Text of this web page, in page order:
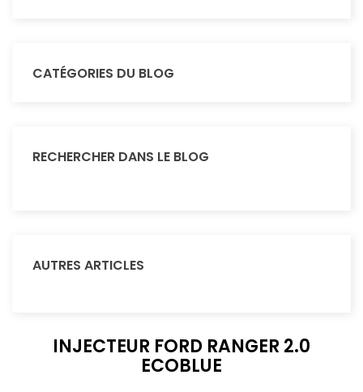
CATÉGORIES DU BLOG
RECHERCHER DANS LE BLOG
AUTRES ARTICLES
INJECTEUR FORD RANGER 2.0
ECOBLUE